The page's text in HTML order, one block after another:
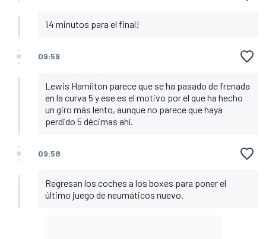
¡4 minutos para el final!
09:59
Lewis Hamilton parece que se ha pasado de frenada
en la curva 5 y ese es el motivo por el que ha hecho
un giro más lento, aunque no parece que haya
perdido 5 décimas ahí.
09:58
Regresan los coches a los boxes para poner el
último juego de neumáticos nuevo.